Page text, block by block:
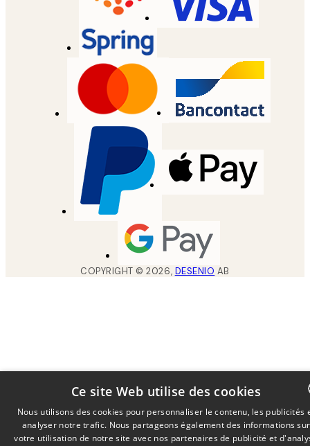
COPYRIGHT ©2026, DESENIO AB
DUTCH
Ce site Web utilise des cookies
Nous utilisons des cookies pour personnaliser le contenu, les publicités
analyser notre trafic. Nous partageons également des informations sur
votre utilisation de notre site avec nos partenaires de publicité et